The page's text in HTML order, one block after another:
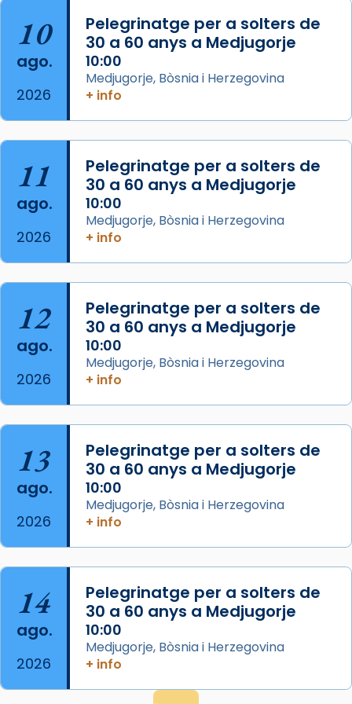
L’arquebisbe de Barcelona, el cardenal Joan
Josep Omella, ha presidit la missa i l’ha
concelebrat el bisbe auxiliar de Barcelona,
Mons. David Abadías.
📸 Dr. G. Simón
Foto
View on Facebook · Share
Arquebisbat de Barcelona
2 weeks ago
Acompanyant la història de sant Cugat, a
partir de l’Edat Mitjana sorgeix la tradició
que les santes Juliana (“relatiu a Júlia”) i
Semproniana (“relatiu a Semprònia =
eterna”) són deixebles seves. I l’any 1667, el
... Ver más
View on Facebook · Share
10
ago.
2026
Pelegrinatge per a solters de
30 a 60 anys a Medjugorje
10:00
Medjugorje, Bòsnia i Herzegovina
+ info
11
ago.
2026
Pelegrinatge per a solters de
30 a 60 anys a Medjugorje
10:00
Medjugorje, Bòsnia i Herzegovina
+ info
12
ago.
2026
Pelegrinatge per a solters de
30 a 60 anys a Medjugorje
10:00
Medjugorje, Bòsnia i Herzegovina
+ info
13
ago.
2026
Pelegrinatge per a solters de
30 a 60 anys a Medjugorje
10:00
Medjugorje, Bòsnia i Herzegovina
+ info
14
ago.
2026
Pelegrinatge per a solters de
30 a 60 anys a Medjugorje
10:00
Medjugorje, Bòsnia i Herzegovina
+ info